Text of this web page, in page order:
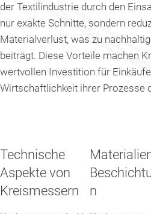
der Textilindustrie durch den
nur exakte Schnitte, sondern
Materialverlust, was zu
beiträgt. Diese Vorteile machen
wertvollen Investition für
Wirtschaftlichkeit ihrer Prozesse
Technische
Aspekte von
Kreismessern
n